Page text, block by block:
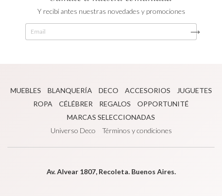
Y recibí antes nuestras novedades y promociones
MUEBLES BLANQUERÍA DECO ACCESORIOS
JUGUETES
ROPA
CÉLÉBRER REGALOS
OPPORTUNITÉ
MARCAS SELECCIONADAS
Universo Deco
Términos y condiciones
Av. Alvear 1807, Recoleta. Buenos Aires.